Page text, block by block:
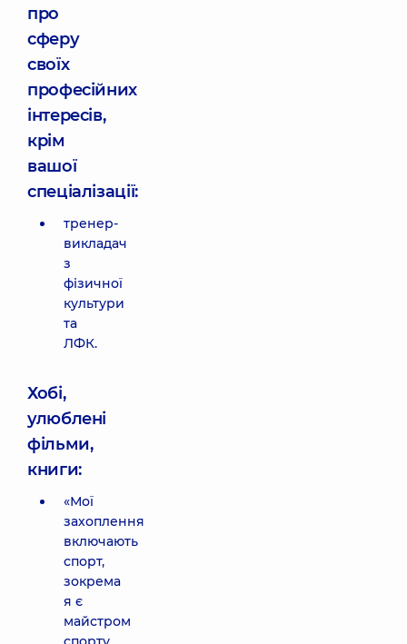
про
сферу
своїх
професійних
інтересів,
крім
вашої
спеціалізації:
тренер-
викладач
з
фізичної
культури
та
ЛФК.
Хобі,
улюблені
фільми,
книги:
«Мої
захоплення
включають
спорт,
зокрема
я є
майстром